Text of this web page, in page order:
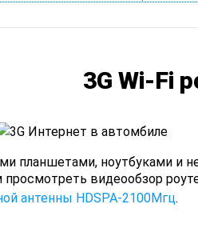
3G Wi-Fi
планшетами, ноутбуками и
просмотреть видеообзор
антенны HDSPA-2100Мгц.